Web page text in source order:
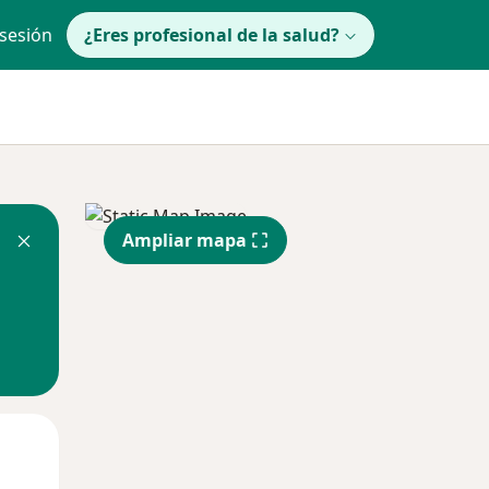
¿Eres profesional de la salud?
Ampliar mapa